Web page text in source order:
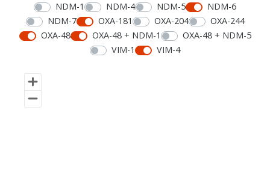
NDM-1
NDM-4 NDM-5
NDM-6
NDM-7
OXA-181 OXA-204
OXA-244
OXA-48
OXA-48 + NDM-1
OXA-48 + NDM-5
VIM-1
VIM-4